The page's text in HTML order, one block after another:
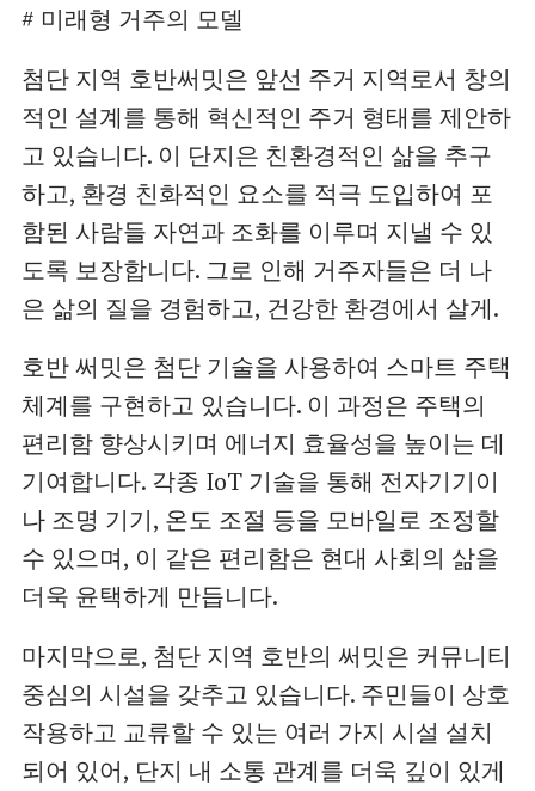
# 미래형 거주의 모델
첨단 지역 호반써밋은 앞선 주거 지역로서 창의
적인 설계를 통해 혁신적인 주거 형태를 제안하
고 있습니다. 이 단지은 친환경적인 삶을 추구
하고, 환경 친화적인 요소를 적극 도입하여 포
함된 사람들 자연과 조화를 이루며 지낼 수 있
도록 보장합니다. 그로 인해 거주자들은 더 나
은 삶의 질을 경험하고, 건강한 환경에서 살게.
호반 써밋은 첨단 기술을 사용하여 스마트 주택
체계를 구현하고 있습니다. 이 과정은 주택의
편리함 향상시키며 에너지 효율성을 높이는 데
기여합니다. 각종 IoT 기술을 통해 전자기기이
나 조명 기기, 온도 조절 등을 모바일로 조정할
수 있으며, 이 같은 편리함은 현대 사회의 삶을
더욱 윤택하게 만듭니다.
마지막으로, 첨단 지역 호반의 써밋은 커뮤니티
중심의 시설을 갖추고 있습니다. 주민들이 상호
작용하고 교류할 수 있는 여러 가지 시설 설치
되어 있어, 단지 내 소통 관계를 더욱 깊이 있게